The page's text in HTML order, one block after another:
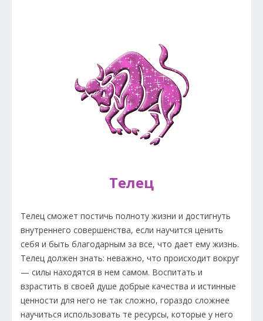
Телец
Телец сможет постичь полноту жизни и достигнуть
внутреннего совершенства, если научится ценить
себя и быть благодарным за все, что дает ему жизнь.
Телец должен знать: неважно, что происходит вокруг
— силы находятся в нем самом. Воспитать и
взрастить в своей душе добрые качества и истинные
ценности для него не так сложно, гораздо сложнее
научиться использовать те ресурсы, которые у него